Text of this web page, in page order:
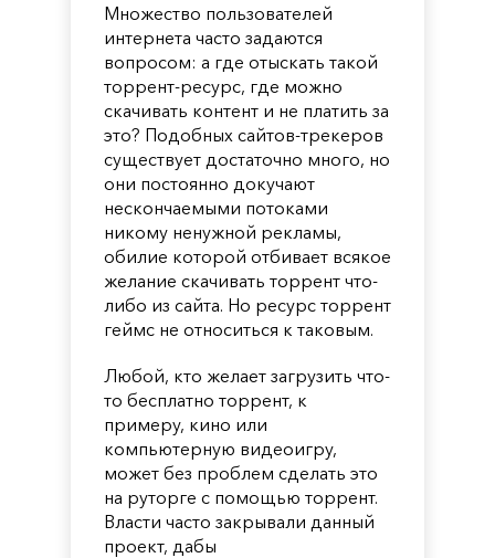
Множество пользователей
интернета часто задаются
вопросом: а где отыскать такой
торрент-ресурс, где можно
скачивать контент и не платить за
это? Подобных сайтов-трекеров
существует достаточно много, но
они постоянно докучают
нескончаемыми потоками
никому ненужной рекламы,
обилие которой отбивает всякое
желание скачивать торрент что-
либо из сайта. Но ресурс торрент
геймс не относиться к таковым.
Любой, кто желает загрузить что-
то бесплатно торрент, к
примеру, кино или
компьютерную видеоигру,
может без проблем сделать это
на руторге с помощью торрент.
Власти часто закрывали данный
проект, дабы